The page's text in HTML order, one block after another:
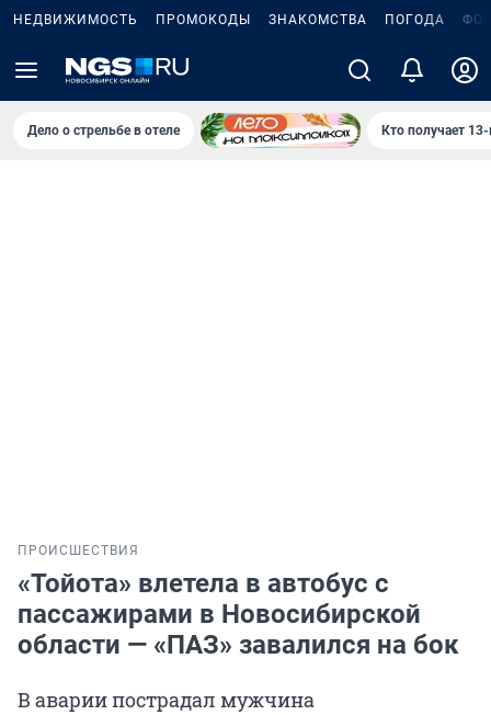
НЕДВИЖИМОСТЬ ПРОМОКОДЫ ЗНАКОМСТВА ПОГОДА
Дело о стрельбе в отеле Кто получает
ПРОИСШЕСТВИЯ
«Тойота» влетела в автобус с
пассажирами в Новосибирской
области — «ПАЗ» завалился на бок
В аварии пострадал мужчина